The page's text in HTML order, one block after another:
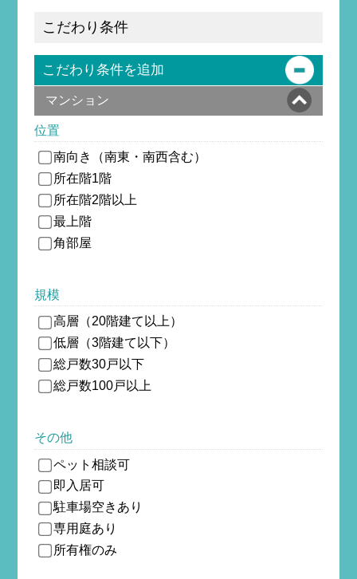
こだわり条件
こだわり条件を追加
マンション
位置
南向き（南東・南西含む）
所在階1階
所在階2階以上
最上階
角部屋
規模
高層（20階建て以上）
低層（3階建て以下）
総戸数30戸以下
総戸数100戸以上
その他
ペット相談可
即入居可
駐車場空きあり
専用庭あり
所有権のみ